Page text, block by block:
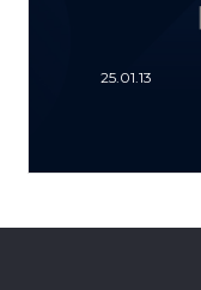
25.01.13